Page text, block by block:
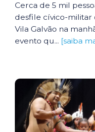
Cerca de 5 mil
desfile cívico-militar
Vila Galvão na
evento qu... [saiba